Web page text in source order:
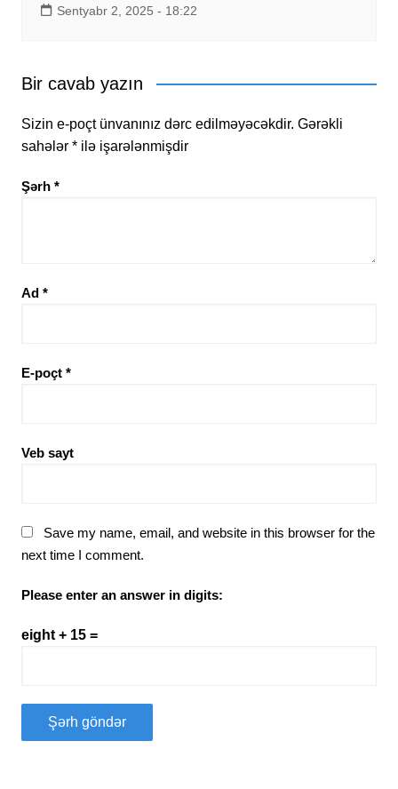
Sentyabr 2, 2025 - 18:22
Bir cavab yazın
Sizin e-poçt ünvanınız dərc edilməyəcəkdir. Gərəkli
sahələr *ilə işarələnmişdir
Şərh *
Ad *
E-poçt *
Veb sayt
Save my name, email, and website in this browser for the
next time I comment.
Please enter an answer in digits:
eight + 15 =